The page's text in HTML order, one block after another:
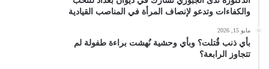
والكفاءات وتدعو لإنصاف المرأة في المناصب القيادية
مايو 15, 2026
بأي ذنب قُتلت؟ وبأي وحشية نُهشت براءة طفولة لم
تتجاوز الرابعة؟